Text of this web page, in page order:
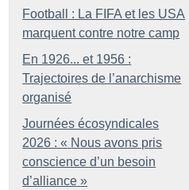
Football : La FIFA et les USA
marquent contre notre camp
En 1926... et 1956 :
Trajectoires de l’anarchisme
organisé
Journées écosyndicales
2026 : « Nous avons pris
conscience d’un besoin
d’alliance »